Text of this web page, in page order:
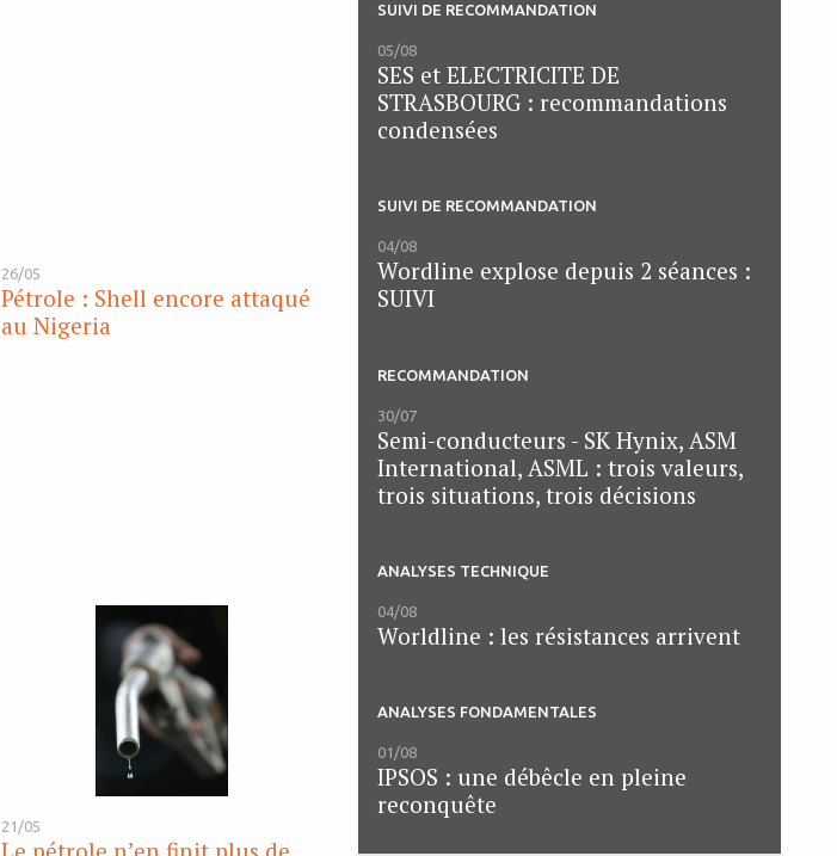
26/05
Pétrole : Shell encore attaqué
au Nigeria
21/05
SUIVI DE RECOMMANDATION
05/08
SES et ELECTRICITE DE
STRASBOURG : recommandations
condensées
SUIVI DE RECOMMANDATION
04/08
Wordline explose depuis 2 séances :
SUIVI
RECOMMANDATION
30/07
Semi-conducteurs - SK Hynix, ASM
International, ASML : trois valeurs,
trois situations, trois décisions
ANALYSES TECHNIQUE
04/08
Worldline : les résistances arrivent
ANALYSES FONDAMENTALES
01/08
IPSOS : une débêcle en pleine
reconquête